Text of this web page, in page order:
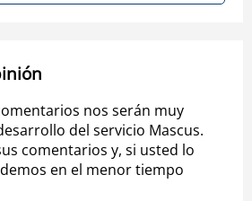
nos serán muy
del servicio Mascus.
comentarios y, si usted lo
en el menor tiempo